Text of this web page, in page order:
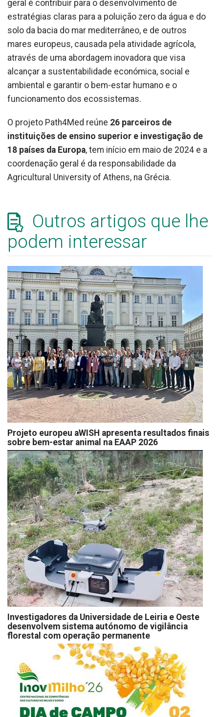
geral é contribuir para o desenvolvimento de
estratégias claras para a poluição zero da água e do
solo da bacia do mar mediterrâneo, e de outros
mares europeus, causada pela atividade agrícola,
através de uma abordagem inovadora que visa
alcançar a sustentabilidade económica, social e
ambiental e garantir o bem-estar humano e o
funcionamento dos ecossistemas.
O projeto Path4Med reúne 26 parceiros de
instituições de ensino superior e investigação de
18 países da Europa, tem início em maio de 2024 e a
coordenação geral é da responsabilidade da
Agricultural University of Athens, na Grécia.
Outros artigos que lhe
podem interessar
Projeto europeu aWISH apresenta resultados finais
sobre bem-estar animal na EAAP 2026
Investigadores da Universidade de Leiria e Oeste
desenvolvem sistema autónomo de vigilância
florestal com operação permanente